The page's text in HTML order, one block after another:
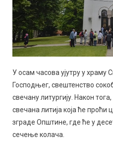
У осам часова ујутру у
Господњег, свештенство
свечану литургију. Након
свечана литија која ће
зграде Општине, где ће у
сечење колача.